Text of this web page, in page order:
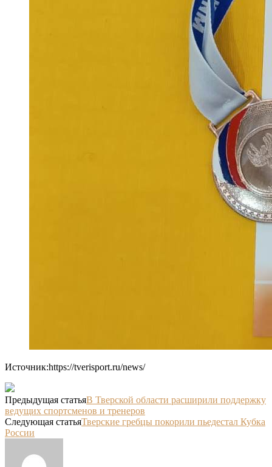
Источник:https://tverisport.ru/news/
Предыдущая статьяВ Тверской области расширили поддержку
ведущих спортсменов и тренеров
Следующая статьяТверские гребцы покорили пьедестал Кубка
России